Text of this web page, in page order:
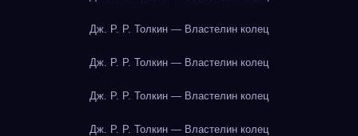
Дж. Р. Р. Толкин — Властелин колец
Дж. Р. Р. Толкин — Властелин колец
Дж. Р. Р. Толкин — Властелин колец
Дж. Р. Р. Толкин — Властелин колец